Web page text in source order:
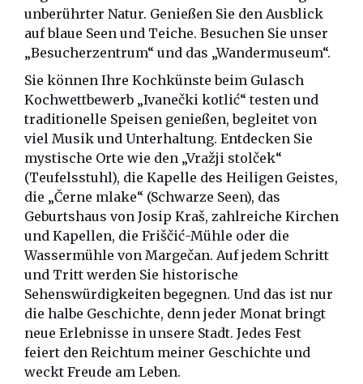
unberührter Natur. Genießen Sie den Ausblick
auf blaue Seen und Teiche. Besuchen Sie unser
„Besucherzentrum“ und das „Wandermuseum“.
Sie können Ihre Kochkünste beim Gulasch
Kochwettbewerb „Ivanečki kotlić“ testen und
traditionelle Speisen genießen, begleitet von
viel Musik und Unterhaltung. Entdecken Sie
mystische Orte wie den „Vražji stolček“
(Teufelsstuhl), die Kapelle des Heiligen Geistes,
die „Černe mlake“ (Schwarze Seen), das
Geburtshaus von Josip Kraš, zahlreiche Kirchen
und Kapellen, die Friščić-Mühle oder die
Wassermühle von Margečan. Auf jedem Schritt
und Tritt werden Sie historische
Sehenswürdigkeiten begegnen. Und das ist nur
die halbe Geschichte, denn jeder Monat bringt
neue Erlebnisse in unsere Stadt. Jedes Fest
feiert den Reichtum meiner Geschichte und
weckt Freude am Leben.